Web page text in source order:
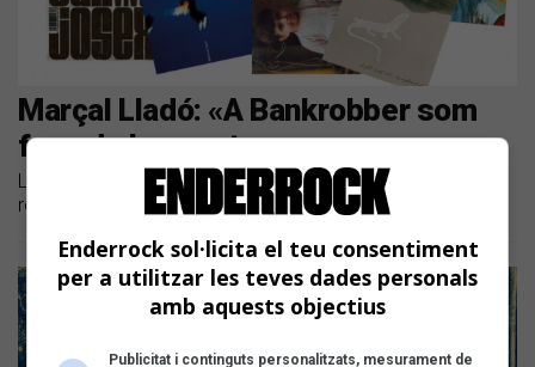
Marçal Lladó: «A Bankrobber som
fans de les nostres cançons»
La companyia compleix vint anys convertida en una de les
referències de l'escena catalana
Enderrock sol·licita el teu consentiment
per a utilitzar les teves dades personals
amb aquests objectius
Publicitat i continguts personalitzats, mesurament de